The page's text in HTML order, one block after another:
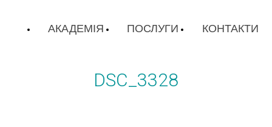
АКАДЕМІЯ ПОСЛУГИ КОНТАКТИ
DSC_3328